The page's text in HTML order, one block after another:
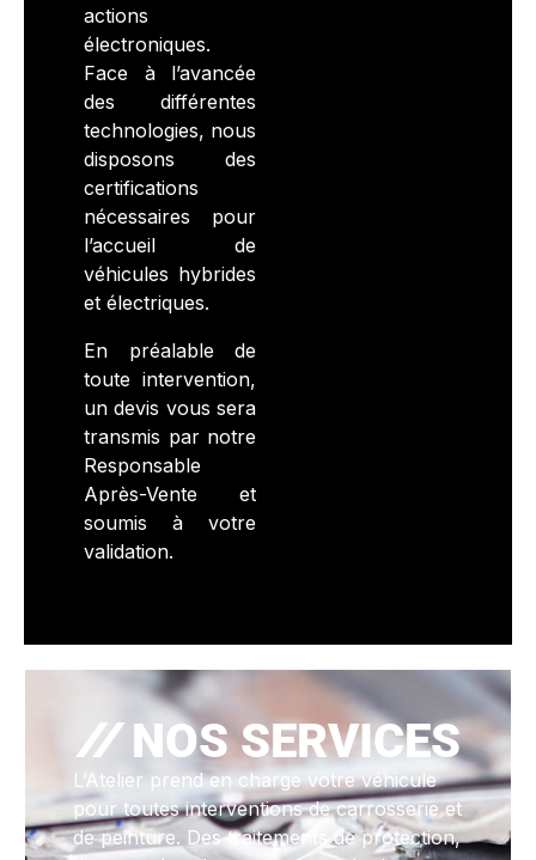
actions
électroniques.
Face à l’avancée
des différentes
technologies, nous
disposons des
certifications
nécessaires pour
l’accueil de
véhicules hybrides
et électriques.
En préalable de
toute intervention,
un devis vous sera
transmis par notre
Responsable
Après-Vente et
soumis à votre
validation.
NOS SERVICES
L’Atelier prend en charge votre véhicule
pour toutes interventions de carrosserie et
de peinture. Des traitements de protection,